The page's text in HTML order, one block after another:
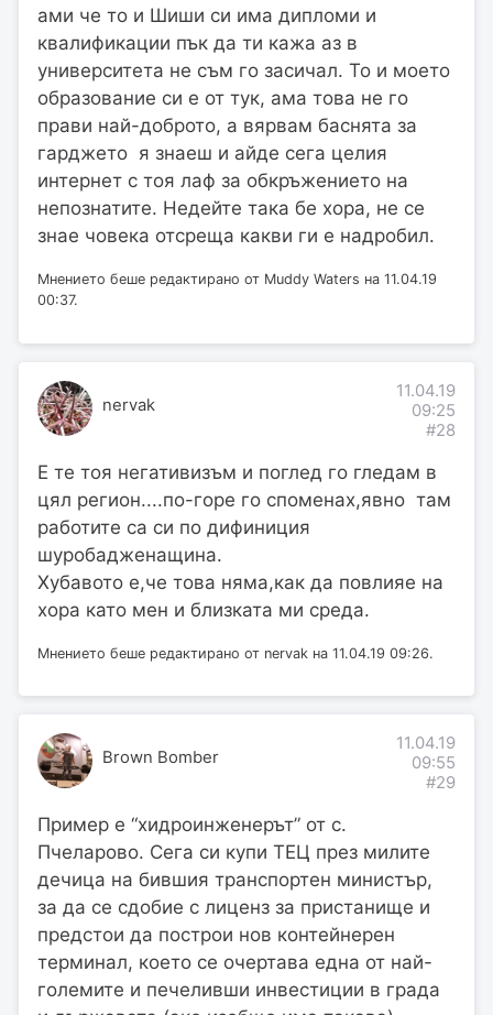
ами че то и Шиши си има дипломи и
квалификации пък да ти кажа аз в
университета не съм го засичал. To и моето
образование си е от тук, ама това не го
прави най-доброто, а вярвам баснята за
гарджето я знаеш и айде сега целия
интернет с тоя лаф за обкръжението на
непознатите. Недейте така бе хора, не се
знае човека отсреща какви ги е надробил.
Мнението беше редактирано от Muddy Waters на 11.04.19
00:37.
nervak
11.04.19
09:25
#28
E те тоя негативизъм и поглед го гледам в
цял регион....по-горе го споменах,явно там
работите са си по дифиниция
шуробадженащина.
Хубавото е,че това няма,как да повлияе на
хора като мен и близката ми среда.
Мнението беше редактирано от nervak на 11.04.19 09:26.
Brown Bomber
11.04.19
09:55
#29
Пример е “хидроинженерът” от с.
Пчеларово. Сега си купи ТЕЦ през милите
дечица на бившия транспортен министър,
за да се сдобие с лиценз за пристанище и
предстои да построи нов контейнерен
терминал, което се очертава една от най-
големите и печеливши инвестиции в града